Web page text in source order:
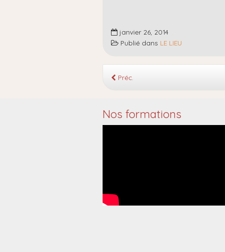
janvier 26, 2014
Publié dans LE LIEU
Préc.
Nos formations